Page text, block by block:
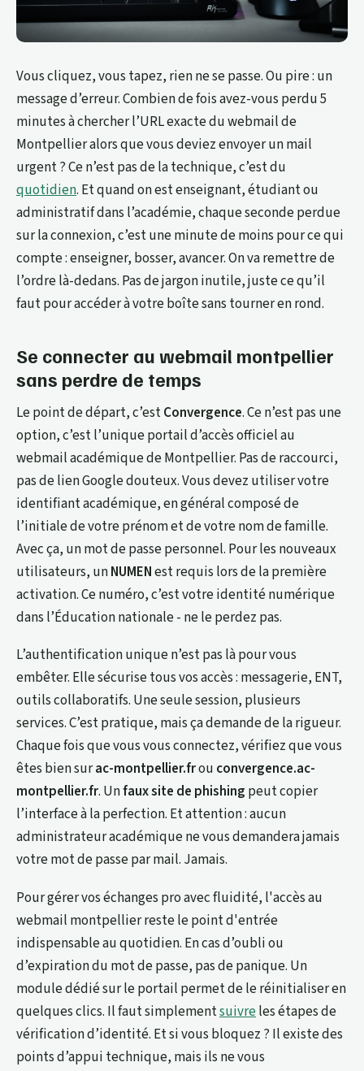
Vous cliquez, vous tapez, rien ne se passe. Ou pire : un
message d’erreur. Combien de fois avez-vous perdu 5
minutes à chercher l’URL exacte du webmail de
Montpellier alors que vous deviez envoyer un mail
urgent ? Ce n’est pas de la technique, c’est du
quotidien. Et quand on est enseignant, étudiant ou
administratif dans l’académie, chaque seconde perdue
sur la connexion, c’est une minute de moins pour ce qui
compte : enseigner, bosser, avancer. On va remettre de
l’ordre là-dedans. Pas de jargon inutile, juste ce qu’il
faut pour accéder à votre boîte sans tourner en rond.
Se connecter au webmail montpellier
sans perdre de temps
Le point de départ, c’estConvergence. Ce n’est pas une
option, c’est l’unique portail d’accès officiel au
webmail académique de Montpellier. Pas de raccourci,
pas de lien Google douteux. Vous devez utiliser votre
identifiant académique, en général composé de
l’initiale de votre prénom et de votre nom de famille.
Avec ça, un mot de passe personnel. Pour les nouveaux
utilisateurs, unNUMENest requis lors de la première
activation. Ce numéro, c’est votre identité numérique
dans l’Éducation nationale - ne le perdez pas.
L’authentification unique n’est pas là pour vous
embêter. Elle sécurise tous vos accès : messagerie, ENT,
outils collaboratifs. Une seule session, plusieurs
services. C’est pratique, mais ça demande de la rigueur.
Chaque fois que vous vous connectez, vérifiez que vous
êtes bien surac-montpellier.frou convergence.ac-
montpellier.fr. Unfaux site de phishing peut copier
l’interface à la perfection. Et attention : aucun
administrateur académique ne vous demandera jamais
votre mot de passe par mail. Jamais.
Pour gérer vos échanges pro avec fluidité, l'accès au
webmail montpellier reste le point d'entrée
indispensable au quotidien. En cas d’oubli ou
d’expiration du mot de passe, pas de panique. Un
module dédié sur le portail permet de le réinitialiser en
quelques clics. Il faut simplementsuivreles étapes de
vérification d’identité. Et si vous bloquez ? Il existe des
points d’appui technique, mais ils ne vous